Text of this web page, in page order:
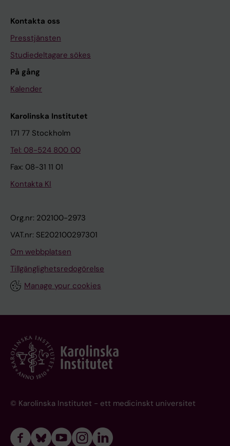
Kontakta oss
Presstjänsten
Studiedeltagare sökes
På gång
Kalender
Karolinska Institutet
171 77 Stockholm
Tel: 08-524 800 00
Fax: 08-31 11 01
Kontakta KI
Org.nr: 202100-2973
VAT.nr: SE202100297301
Om webbplatsen
Tillgänglighetsredogörelse
Manage your cookies
© Karolinska Institutet - ett medicinskt universitet